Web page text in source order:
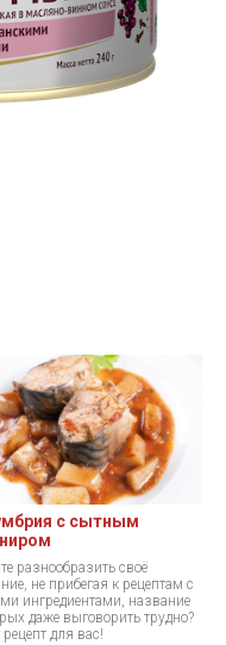
с сытным
разнообразить своё
не прибегая к рецептам с
ингредиентами, название
даже выговорить трудно?
рецепт для вас!